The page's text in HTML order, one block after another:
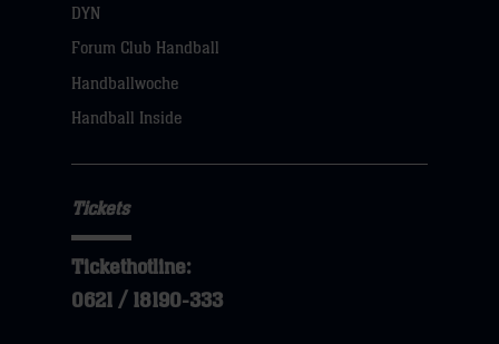
öffnen,
dann
DYN
Forum Club Handball
Handballwoche
Handball Inside
Tickets
Tickethotline:
0621 / 18190-333